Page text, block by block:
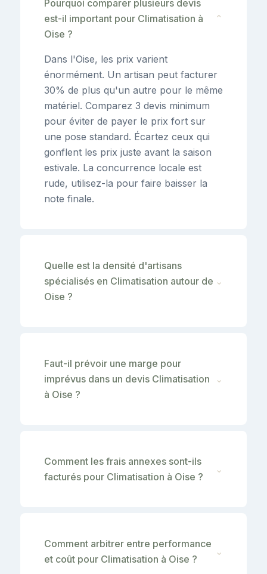
Pourquoi comparer plusieurs devis
est-il important pour Climatisation à
Oise ?
⌄
Dans l'Oise, les prix varient
énormément. Un artisan peut facturer
30% de plus qu'un autre pour le même
matériel. Comparez 3 devis minimum
pour éviter de payer le prix fort sur
une pose standard. Écartez ceux qui
gonflent les prix juste avant la saison
estivale. La concurrence locale est
rude, utilisez-la pour faire baisser la
note finale.
Quelle est la densité d'artisans
spécialisés en Climatisation autour de
Oise ?
⌄
Faut-il prévoir une marge pour
imprévus dans un devis Climatisation
à Oise ?
⌄
Comment les frais annexes sont-ils
facturés pour Climatisation à Oise ?
⌄
Comment arbitrer entre performance
et coût pour Climatisation à Oise ?
⌄